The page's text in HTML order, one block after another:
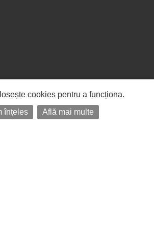
cookies pentru a funcționa.
înțeles
Află mai multe